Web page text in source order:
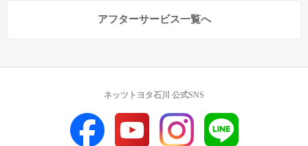
アフターサービス一覧へ
ネッツトヨタ石川 公式SNS